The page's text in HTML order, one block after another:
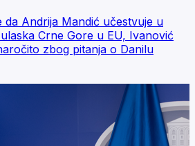
da Andrija Mandić učestvuje u
Crne Gore u EU, Ivanović
zbog pitanja o Danilu